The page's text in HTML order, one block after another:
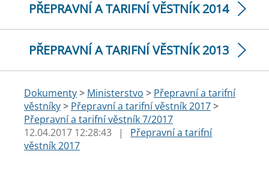
PŘEPRAVNÍ A TARIFNÍ VĚSTNÍK 2014
PŘEPRAVNÍ A TARIFNÍ VĚSTNÍK 2013
Dokumenty> Ministerstvo > Přepravní a tarifní
věstníky> Přepravní a tarifní věstník 2017>
Přepravní a tarifní věstník 7/2017
12.04.2017 12:28:43
|
Přepravní a tarifní
věstník 2017